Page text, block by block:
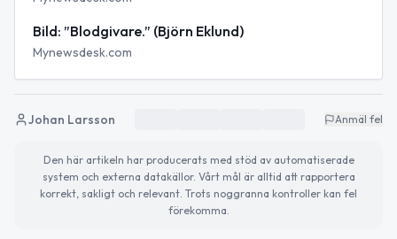
Bild: ”Blodgivare.” (Björn Eklund)
Mynewsdesk.com
Johan Larsson Anmäl fel
Den här artikeln har producerats med stöd av automatiserade
system och externa datakällor. Vårt mål är alltid att rapportera
korrekt, sakligt och relevant. Trots noggranna kontroller kan fel
förekomma.